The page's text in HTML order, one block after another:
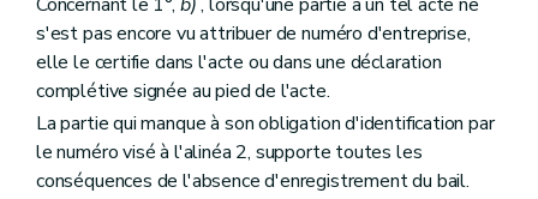
s'est pas encore vu attribuer de numéro d'entreprise,
elle le certifie dans l'acte ou dans une déclaration
complétive signée au pied de l'acte.
La partie qui manque à son obligation d'identification par
le numéro visé à l'alinéa 2, supporte toutes les
conséquences de l'absence d'enregistrement du bail.